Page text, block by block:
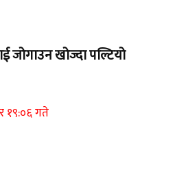
खोज्दा पल्टियो
१९:०६ गते